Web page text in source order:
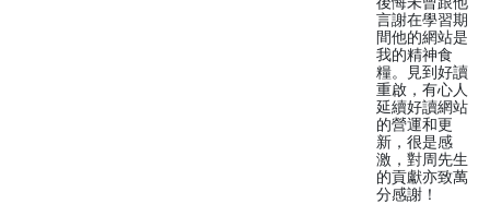
言謝在學習期
間他的網站是
我的精神食
糧。見到好讀
重啟，有心人
延續好讀網站
的營運和更
新，很是感
激，對周先生
的貢獻亦致萬
分感謝！